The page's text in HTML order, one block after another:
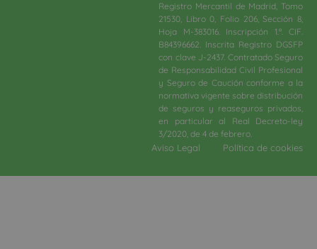
Registro Mercantil de Madrid, Tomo
21530, Libro 0, Folio 206, Sección 8,
Hoja M-383016. Inscripción 1.ª. CIF.
B84396662. Inscrita Registro DGSFP
con clave J-2437. Contratado Seguro
de Responsabilidad Civil Profesional
y Seguro de Caución conforme a la
normativa vigente sobre distribución
de seguros y reaseguros privados,
en particular al Real Decreto-ley
3/2020, de 4 de febrero.​
Aviso Legal Política de cookies